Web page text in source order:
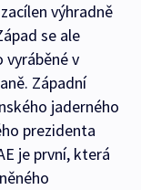
výhradně
se ale
vyráběné v
Západní
jaderného
prezidenta
je první, která